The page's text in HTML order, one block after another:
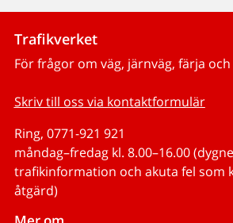
Trafikverket
För frågor om väg, järnväg, färja
Skriv till oss via kontaktformulär
Ring, 0771-921 921
måndag–fredag kl. 8.00–16.00
trafikinformation och akuta fel som
åtgärd)